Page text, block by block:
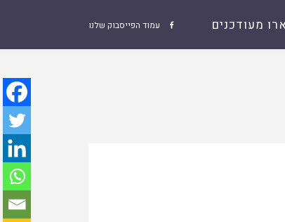
 עמוד הפייסבוק שלנו מעודכנים